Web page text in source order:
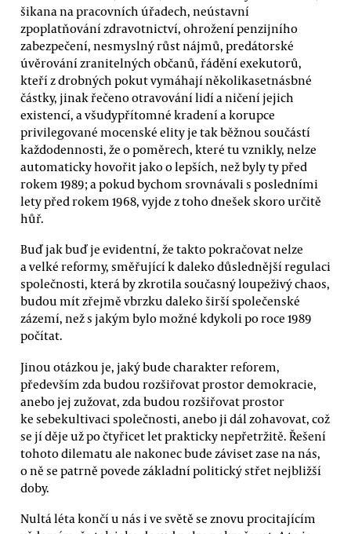
šikana na pracovních úřadech, neústavní
zpoplatňování zdravotnictví, ohrožení penzijního
zabezpečení, nesmyslný růst nájmů, predátorské
úvěrování zranitelných občanů, řádění exekutorů,
kteří z drobných pokut vymáhají několikasetnásbné
částky, jinak řečeno otravování lidí a ničení jejich
existencí, a všudypřítomné kradení a korupce
privilegované mocenské elity je tak běžnou součástí
každodennosti, že o poměrech, které tu vznikly, nelze
automaticky hovořit jako o lepších, než byly ty před
rokem 1989; a pokud bychom srovnávali s posledními
lety před rokem 1968, vyjde z toho dnešek skoro určitě
hůř.
Buď jak buď je evidentní, že takto pokračovat nelze
a velké reformy, směřující k daleko důslednější regulaci
společnosti, která by zkrotila současný loupeživý chaos,
budou mít zřejmě vbrzku daleko širší společenské
zázemí, než s jakým bylo možné kdykoli po roce 1989
počítat.
Jinou otázkou je, jaký bude charakter reforem,
především zda budou rozšiřovat prostor demokracie,
anebo jej zužovat, zda budou rozšiřovat prostor
ke sebekultivaci společnosti, anebo ji dál zohavovat, což
se jí děje už po čtyřicet let prakticky nepřetržitě. Řešení
tohoto dilematu ale nakonec bude záviset zase na nás,
o ně se patrně povede základní politický střet nejbližší
doby.
Nultá léta končí u nás i ve světě se znovu procitajícím